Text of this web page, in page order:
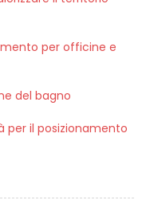
per officine e
del bagno
per il posizionamento